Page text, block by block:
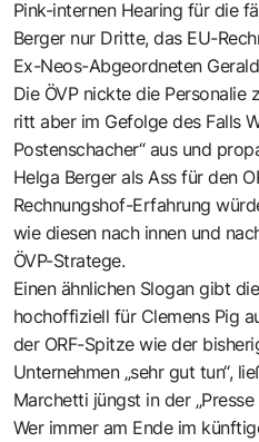
Pink-internen Hearing für die
Berger nur Dritte, das EU-
Ex-Neos-Abgeordneten
Die ÖVP nickte die
ritt aber im Gefolge des Falls
Postenschacher“ aus und
Helga Berger als Ass für den
Rechnungshof-Erfahrung
wie diesen nach innen und
ÖVP-Stratege.
Einen ähnlichen Slogan gibt
hochoffiziell für Clemens Pig
der ORF-Spitze wie der
Unternehmen „sehr gut tun“,
Marchetti jüngst in der
Wer immer am Ende im